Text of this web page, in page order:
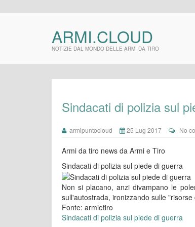
ARMI.CLOUD
NOTIZIE DAL MONDO DELLE ARMI DA TIRO
Sindacati di polizia sul
armipuntocloud 25 Lug 2017 No
Armi da tiro news da Armi e Tiro
Sindacati di polizia sul piede di guerra
Non si placano, anzi divampano le
sull'autostrada, ironizzando sulle "risorse
Fonte: armietiro
Sindacati di polizia sul piede di guerra